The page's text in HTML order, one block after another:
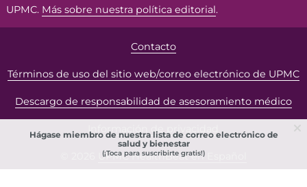
UPMC. Más sobre nuestra política editorial.
Contacto
Términos de uso del sitio web/correo electrónico de UPMC
Descargo de responsabilidad de asesoramiento médico
Información de privacidad
UPMC HealthBeat en Español
Hágase miembro de nuestra lista de correo electrónico de
salud y bienestar
(¡Toca para suscribirte gratis!)